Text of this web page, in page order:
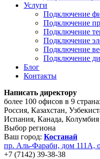
Услуги
Подключение
Подключение
Подключение
Подключение
Подключение
Подключение
Блог
Контакты
Написать директору
более 100 офисов в 9
Россия, Казахстан,
Испания, Канада, Колумбия
Выбор региона
Ваш город: Костанай
пр. Аль-Фараби, дом 111А,
+7 (7142) 39-38-38